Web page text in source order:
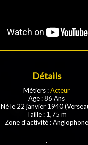
Détails
Métiers :Acteur
Age : 86 Ans
Né le 22 janvier 1940
Taille : 1,75 m
Zone d'activité : Anglophone
.